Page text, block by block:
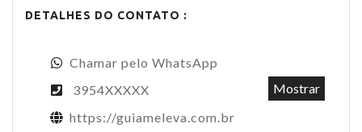
DETALHES DO CONTATO :
Chamar pelo WhatsApp
3954XXXXX
Mostrar
https://guiameleva.com.br